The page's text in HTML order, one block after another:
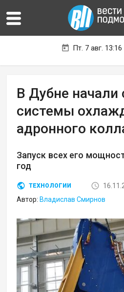
Пт. 7 авг. 13:16
В Дубне начали
системы
адронного
Запуск всех его
год
ТЕХНОЛОГИИ
Автор: Владислав Смирнов